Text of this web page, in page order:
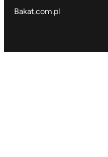
Bakat.com.pl